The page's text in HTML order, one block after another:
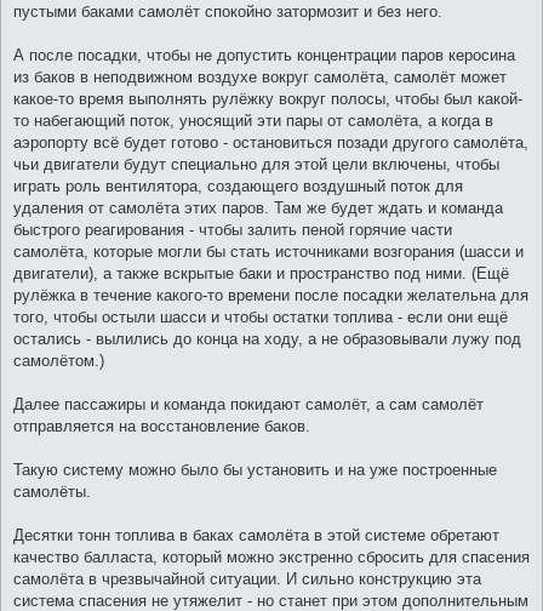
пустыми баками самолёт спокойно затормозит и без него.
А после посадки, чтобы не допустить концентрации паров керосина
из баков в неподвижном воздухе вокруг самолёта, самолёт может
какое-то время выполнять рулёжку вокруг полосы, чтобы был какой-
то набегающий поток, уносящий эти пары от самолёта, а когда в
аэропорту всё будет готово - остановиться позади другого самолёта,
чьи двигатели будут специально для этой цели включены, чтобы
играть роль вентилятора, создающего воздушный поток для
удаления от самолёта этих паров. Там же будет ждать и команда
быстрого реагирования - чтобы залить пеной горячие части
самолёта, которые могли бы стать источниками возгорания (шасси и
двигатели), а также вскрытые баки и пространство под ними. (Ещё
рулёжка в течение какого-то времени после посадки желательна для
того, чтобы остыли шасси и чтобы остатки топлива - если они ещё
остались - вылились до конца на ходу, а не образовывали лужу под
самолётом.)
Далее пассажиры и команда покидают самолёт, а сам самолёт
отправляется на восстановление баков.
Такую систему можно было бы установить и на уже построенные
самолёты.
Десятки тонн топлива в баках самолёта в этой системе обретают
качество балласта, который можно экстренно сбросить для спасения
самолёта в чрезвычайной ситуации. И сильно конструкцию эта
система спасения не утяжелит - но станет при этом дополнительным